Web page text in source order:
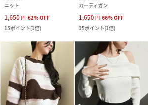
ニット
1,650 円 62%OFF
15ポイント(1倍)
カーディガン
1,650 円 66%OFF
15ポイント(1倍)